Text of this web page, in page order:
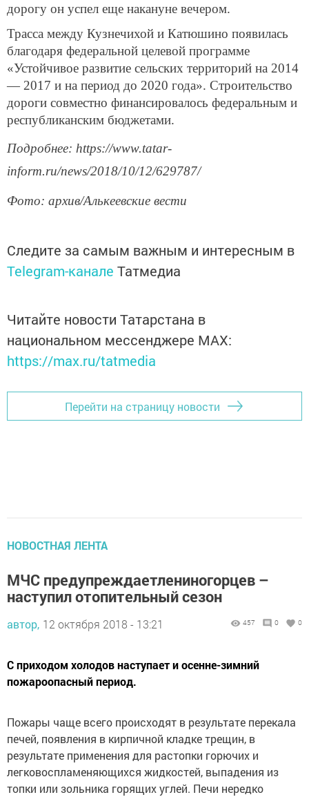
дорогу он успел еще накануне вечером.
Трасса между Кузнечихой и Катюшино появилась
благодаря федеральной целевой программе
«Устойчивое развитие сельских территорий на 2014
— 2017 и на период до 2020 года». Строительство
дороги совместно финансировалось федеральным и
республиканским бюджетами.
Подробнее: https://www.tatar-
inform.ru/news/2018/10/12/629787/
Фото: архив/Алькеевские вести
Следите за самым важным и интересным в
Telegram-канале Татмедиа
Читайте новости Татарстана в
национальном мессенджере MАХ:
https://max.ru/tatmedia
Перейти на страницу новости
НОВОСТНАЯ ЛЕНТА
МЧС предупреждаетлениногорцев –
наступил отопительный сезон
автор, 12 октября 2018 - 13:21 457 0 0
С приходом холодов наступает и осенне-зимний
пожароопасный период.
Пожары чаще всего происходят в результате перекала
печей, появления в кирпичной кладке трещин, в
результате применения для растопки горючих и
легковоспламеняющихся жидкостей, выпадения из
топки или зольника горящих углей. Печи нередко